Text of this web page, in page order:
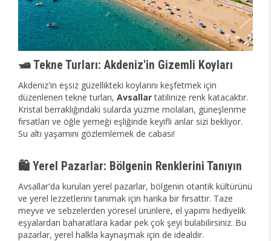
🛥️ Tekne Turları: Akdeniz'in Gizemli Koyları
Akdeniz'in eşsiz güzellikteki koylarını keşfetmek için
düzenlenen tekne turları, Avsallartatilinize renk katacaktır.
Kristal berraklığındaki sularda yüzme molaları, güneşlenme
fırsatları ve öğle yemeği eşliğinde keyifli anlar sizi bekliyor.
Su altı yaşamını gözlemlemek de cabası!
🛍️ Yerel Pazarlar: Bölgenin Renklerini Tanıyın
Avsallar'da kurulan yerel pazarlar, bölgenin otantik kültürünü
ve yerel lezzetlerini tanımak için harika bir fırsattır. Taze
meyve ve sebzelerden yöresel ürünlere, el yapımı hediyelik
eşyalardan baharatlara kadar pek çok şeyi bulabilirsiniz. Bu
pazarlar, yerel halkla kaynaşmak için de idealdir.